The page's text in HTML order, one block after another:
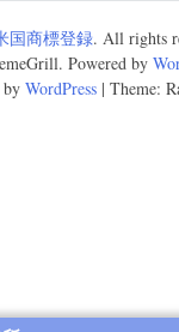
国商標登録. All rights
Powered by
by WordPress | Theme: